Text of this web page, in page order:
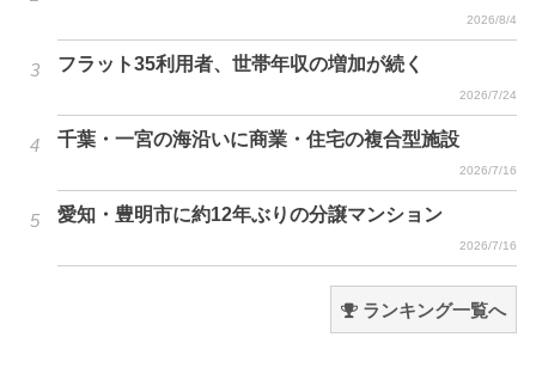
2026/8/4
フラット35利用者、世帯年収の増加が続く
2026/7/24
千葉・一宮の海沿いに商業・住宅の複合型施設
2026/7/16
愛知・豊明市に約12年ぶりの分譲マンション
2026/7/16
ランキング一覧へ